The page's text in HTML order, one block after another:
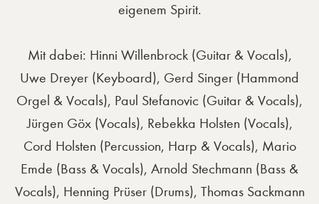
eigenem Spirit.
Mit dabei: Hinni Willenbrock (Guitar & Vocals),
Uwe Dreyer (Keyboard), Gerd Singer (Hammond
Orgel & Vocals), Paul Stefanovic (Guitar & Vocals),
Jürgen Göx (Vocals), Rebekka Holsten (Vocals),
Cord Holsten (Percussion, Harp & Vocals), Mario
Emde (Bass & Vocals), Arnold Stechmann (Bass &
Vocals), Henning Prüser (Drums), Thomas Sackmann